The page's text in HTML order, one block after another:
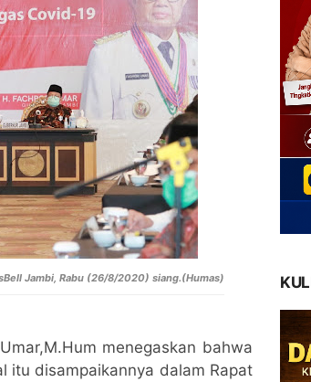
Jambi, Rabu (26/8/2020) siang.(Humas)
menegaskan bahwa
itu disampaikannya dalam Rapat